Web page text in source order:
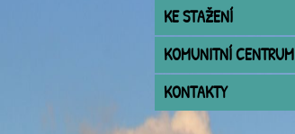
KE STAŽENÍ
KOMUNITNÍ CENTRUM
KONTAKTY